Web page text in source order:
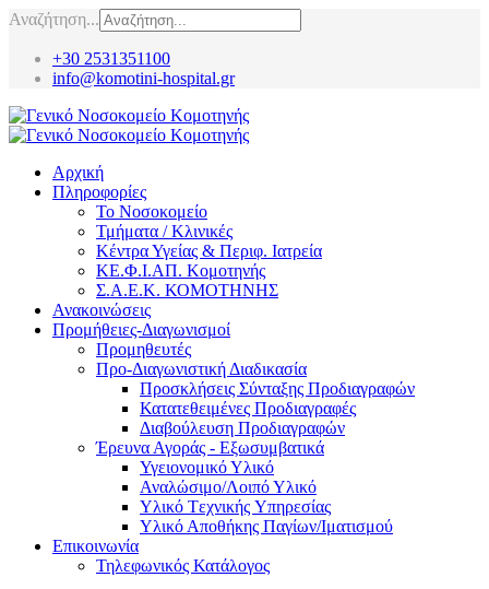
Αναζήτηση...
+30 2531351100
info@komotini-hospital.gr
Αρχική
Πληροφορίες
Το Νοσοκομείο
Τμήματα / Κλινικές
Κέντρα Υγείας & Περιφ. Ιατρεία
ΚΕ.Φ.Ι.ΑΠ. Κομοτηνής
Σ.Α.Ε.Κ. ΚΟΜΟΤΗΝΗΣ
Ανακοινώσεις
Προμήθειες-Διαγωνισμοί
Προμηθευτές
Προ-Διαγωνιστική Διαδικασία
Προσκλήσεις Σύνταξης Προδιαγραφών
Κατατεθειμένες Προδιαγραφές
Διαβούλευση Προδιαγραφών
Έρευνα Αγοράς - Εξωσυμβατικά
Υγειονομικό Υλικό
Αναλώσιμο/Λοιπό Υλικό
Υλικό Tεχνικής Yπηρεσίας
Υλικό Αποθήκης Παγίων/Ιματισμού
Επικοινωνία
Τηλεφωνικός Κατάλογος